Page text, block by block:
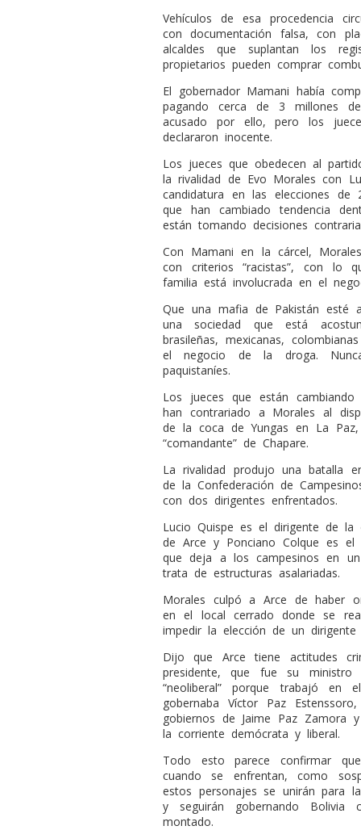
Vehículos de esa procedencia
con documentación falsa, con
alcaldes que suplantan los
propietarios pueden comprar
El gobernador Mamani había
pagando cerca de 3 millones
acusado por ello, pero los
declararon inocente.
Los jueces que obedecen al
la rivalidad de Evo Morales con
candidatura en las elecciones de
que han cambiado tendencia
están tomando decisiones
Con Mamani en la cárcel,
con criterios “racistas”, con lo
familia está involucrada en el
Que una mafia de Pakistán esté
una sociedad que está
brasileñas, mexicanas,
el negocio de la droga.
paquistaníes.
Los jueces que están
han contrariado a Morales al
de la coca de Yungas en La
“comandante” de Chapare.
La rivalidad produjo una batalla
de la Confederación de
con dos dirigentes enfrentados.
Lucio Quispe es el dirigente de la
de Arce y Ponciano Colque es
que deja a los campesinos en
trata de estructuras asalariadas.
Morales culpó a Arce de haber
en el local cerrado donde se
impedir la elección de un
Dijo que Arce tiene actitudes
presidente, que fue su
“neoliberal” porque trabajó en
gobernaba Víctor Paz
gobiernos de Jaime Paz Zamora
la corriente demócrata y liberal.
Todo esto parece confirmar
cuando se enfrentan, como
estos personajes se unirán para
y seguirán gobernando
montado.